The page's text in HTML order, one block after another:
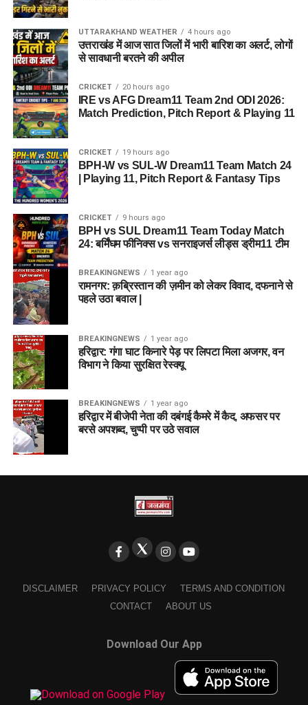
UTTARAKHAND WEATHER 4 hours ago
उत्तराखंड में आज सात जिलों में भारी बारिश का अलर्ट, लोगों
से सावधानी बरतने की अपील
CRICKET 20 hours ago
IRE vs AFG Dream11 Team 2nd ODI 2026:
Match Prediction, Pitch Report & Playing 11
CRICKET 19 hours ago
BPH-W vs SUL-W Dream11 Team Match 24
| Playing 11, Pitch Report & Fantasy Tips
CRICKET 9 hours ago
BPH vs SUL Dream11 Team Today Match
24: बर्मिंघम फीनिक्स vs सनराइजर्स लीड्स ड्रीम11 टीम
BREAKINGNEWS 1 year ago
रामनगर: क़ब्रिस्तान की ज़मीन को लेकर विवाद, दफनाने से
पहले उठा बवाल |
BREAKINGNEWS 1 year ago
हरिद्वार: गंगा घाट किनारे पेड़ पर लिपटा मिला अजगर, वन
विभाग ने किया सुरक्षित रेस्क्यू
BREAKINGNEWS 1 year ago
हरिद्वार में बीजेपी नेता की दबंगई कैमरे में कैद, अफसर पर
बरसे अपशब्द, चुप्पी पर उठे सवाल
DISCLAIMER PRIVACY POLICY
TERMS AND CONDITION
CONTACT
ABOUT US
Download Our App